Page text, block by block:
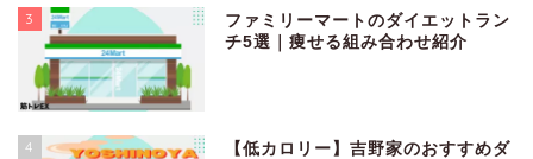
3
ファミリーマートのダイエットラン
チ5選｜痩せる組み合わせ紹介
4
【低カロリー】吉野家のおすすめダ